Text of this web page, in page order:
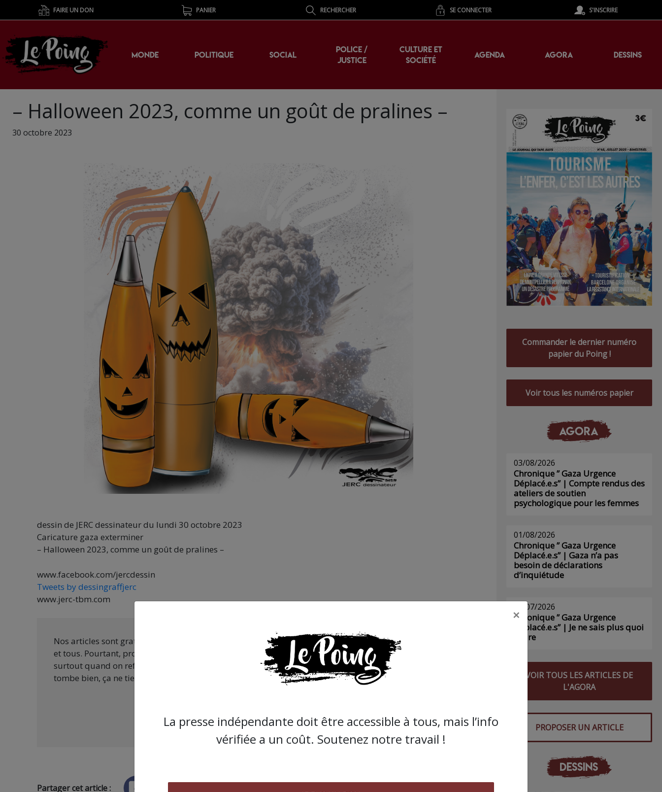
FAIRE UN DON PANIER RECHERCHER SE CONNECTER S'INSCRIRE
MONDE POLITIQUE SOCIAL
POLICE /
JUSTICE
CULTURE ET
SOCIÉTÉ
AGENDA AGORA DESSINS
– Halloween 2023, comme un goût de pralines –
30 octobre 2023
dessin de JERC dessinateur du lundi 30 octobre 2023
Caricature gaza exterminer
– Halloween 2023, comme un goût de pralines –
www.facebook.com/jercdessin
Tweets by dessingraffjerc
www.jerc-tbm.com
Nos articles sont gratuits car nous pensons que la presse indépendante doit être accessible à toutes
et tous. Pourtant, produire une information engagée et de qualité nécessite du temps et de l’argent,
surtout quand on refuse d’être aux ordres de Bolloré et de ses amis… Pourvu que ça dure ! Ça
tombe bien, ça ne tient qu’à vous :
Partager cet article :
Commander le dernier numéro
papier du Poing !
Voir tous les numéros papier
AGORA
03/08/2026
Chronique ” Gaza Urgence
Déplacé.e.s” | Compte rendus des
ateliers de soutien
psychologique pour les femmes
01/08/2026
Chronique ” Gaza Urgence
Déplacé.e.s” | Gaza n’a pas
besoin de déclarations
d’inquiétude
29/07/2026
Chronique ” Gaza Urgence
Déplacé.e.s” | Je ne sais plus quoi
écrire
VOIR TOUS LES ARTICLES DE
L'AGORA
PROPOSER UN ARTICLE
DESSINS
×
La presse indépendante doit être accessible à tous, mais l’info
vérifiée a un coût. Soutenez notre travail !